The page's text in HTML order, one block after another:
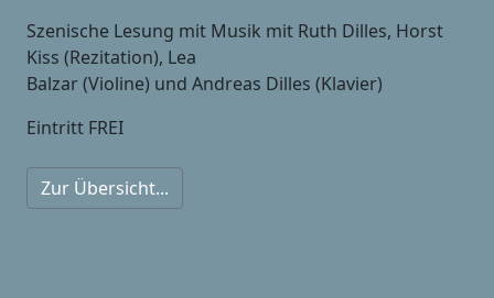
Szenische Lesung mit Musik mit Ruth Dilles, Horst
Kiss (Rezitation), Lea
Balzar (Violine) und Andreas Dilles (Klavier)
Eintritt FREI
Zur Übersicht...